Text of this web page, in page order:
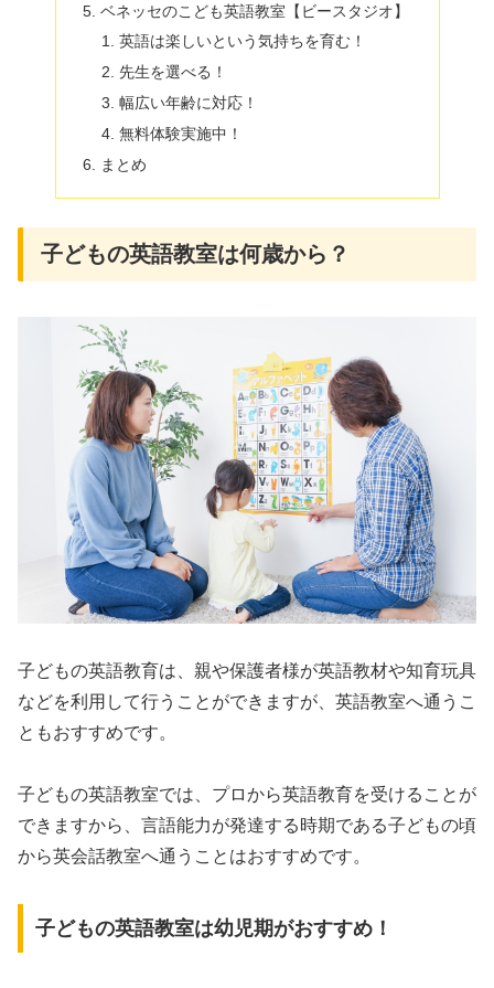
ベネッセのこども英語教室【ビースタジオ】
英語は楽しいという気持ちを育む！
先生を選べる！
幅広い年齢に対応！
無料体験実施中！
まとめ
子どもの英語教室は何歳から？
子どもの英語教育は、親や保護者様が英語教材や知育玩具
などを利用して行うことができますが、英語教室へ通うこ
ともおすすめです。
子どもの英語教室では、プロから英語教育を受けることが
できますから、言語能力が発達する時期である子どもの頃
から英会話教室へ通うことはおすすめです。
子どもの英語教室は幼児期がおすすめ！